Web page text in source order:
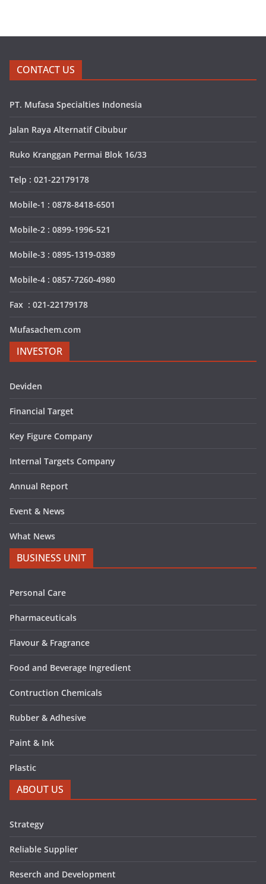
CONTACT US
PT. Mufasa Specialties Indonesia
Jalan Raya Alternatif Cibubur
Ruko Kranggan Permai Blok 16/33
Telp : 021-22179178
Mobile-1 : 0878-8418-6501
Mobile-2 : 0899-1996-521
Mobile-3 : 0895-1319-0389
Mobile-4 : 0857-7260-4980
Fax : 021-22179178
Mufasachem.com
INVESTOR
Deviden
Financial Target
Key Figure Company
Internal Targets Company
Annual Report
Event & News
What News
BUSINESS UNIT
Personal Care
Pharmaceuticals
Flavour & Fragrance
Food and Beverage Ingredient
Contruction Chemicals
Rubber & Adhesive
Paint & Ink
Plastic
ABOUT US
Strategy
Reliable Supplier
Reserch and Development